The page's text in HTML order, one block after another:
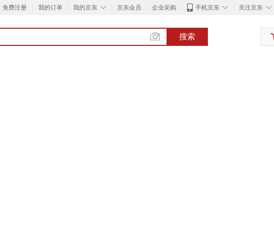
免费注册 我的订单 ◇
我的京东 京东会员 企业采购 ◇
手机京东 ◇
关注京东
搜索